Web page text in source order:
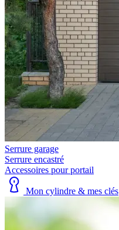
Serrure garage
Serrure encastré
Accessoires pour portail
Mon cylindre & mes clés